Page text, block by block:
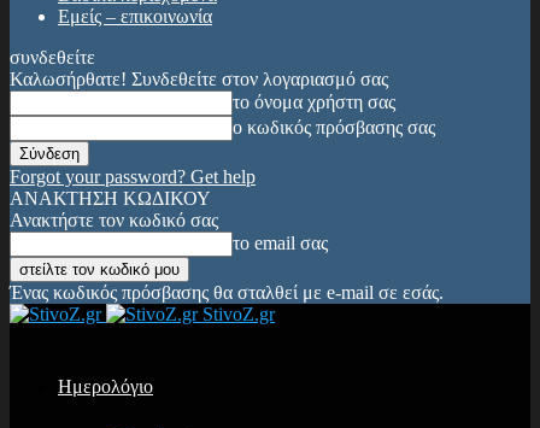
Εμείς – επικοινωνία
συνδεθείτε
Καλωσήρθατε! Συνδεθείτε στον λογαριασμό σας
το όνομα χρήστη σας
ο κωδικός πρόσβασης σας
Forgot your password? Get help
ΑΝΑΚΤΗΣΗ ΚΩΔΙΚΟΥ
Ανακτήστε τον κωδικό σας
το email σας
Ένας κωδικός πρόσβασης θα σταλθεί με e-mail σε εσάς.
StivoZ.gr
Ημερολόγιο